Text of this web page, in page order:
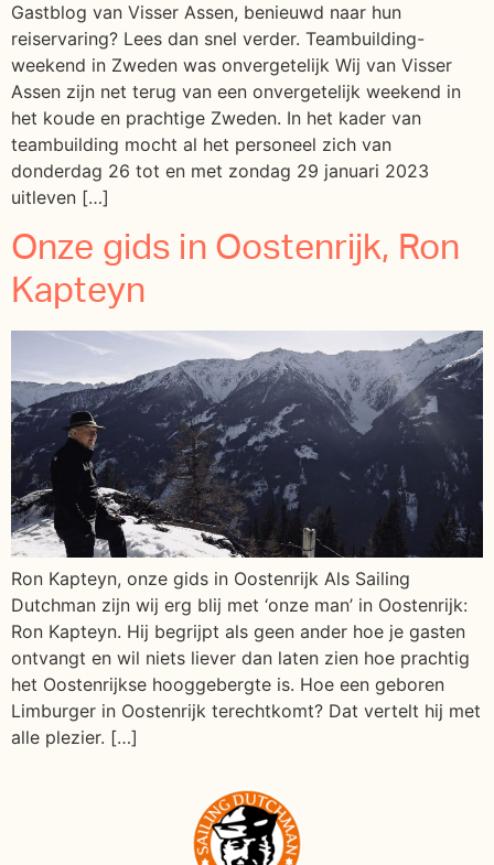
Gastblog van Visser Assen, benieuwd naar hun
reiservaring? Lees dan snel verder. Teambuilding-
weekend in Zweden was onvergetelijk Wij van Visser
Assen zijn net terug van een onvergetelijk weekend in
het koude en prachtige Zweden. In het kader van
teambuilding mocht al het personeel zich van
donderdag 26 tot en met zondag 29 januari 2023
uitleven […]
Onze gids in Oostenrijk, Ron
Kapteyn
Ron Kapteyn, onze gids in Oostenrijk Als Sailing
Dutchman zijn wij erg blij met ‘onze man’ in Oostenrijk:
Ron Kapteyn. Hij begrijpt als geen ander hoe je gasten
ontvangt en wil niets liever dan laten zien hoe prachtig
het Oostenrijkse hooggebergte is. Hoe een geboren
Limburger in Oostenrijk terechtkomt? Dat vertelt hij met
alle plezier. […]